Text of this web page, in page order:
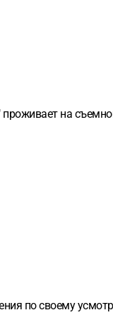
на
по своему